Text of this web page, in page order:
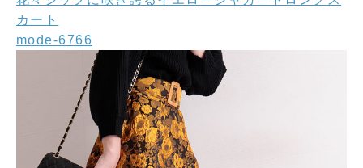
カート
mode-6766